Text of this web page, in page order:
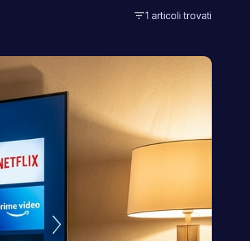
filter_list1 articoli trovati